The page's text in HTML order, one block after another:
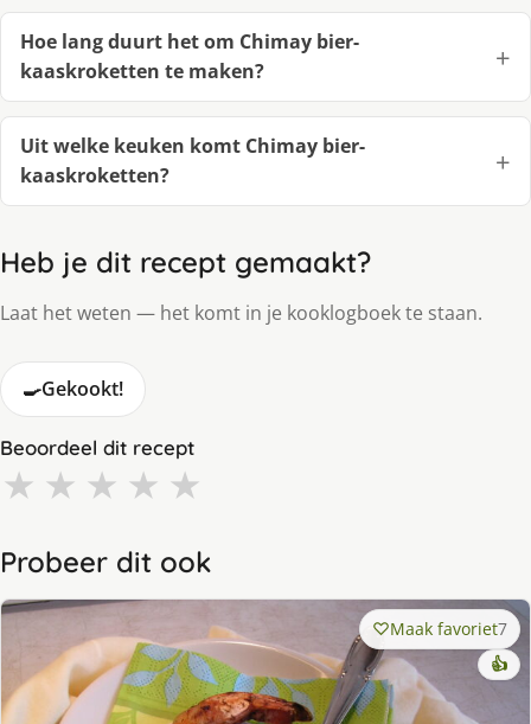
Hoe lang duurt het om Chimay bier-
kaaskroketten te maken?
Uit welke keuken komt Chimay bier-
kaaskroketten?
Heb je dit recept gemaakt?
Laat het weten — het komt in je kooklogboek te staan.
🍳Gekookt!
Beoordeel dit recept
★ ★ ★ ★ ★
Probeer dit ook
Maak favoriet7
👍